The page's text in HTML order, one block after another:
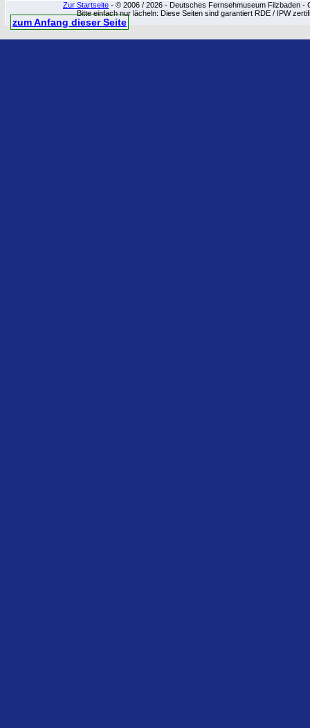
Zur Startseite - © 2006 / 2026 - Deutsches Fernsehmuseum Filzbaden -
Bitte einfach nur lächeln: Diese Seiten sind garantiert RDE / IPW
zum Anfang dieser Seite